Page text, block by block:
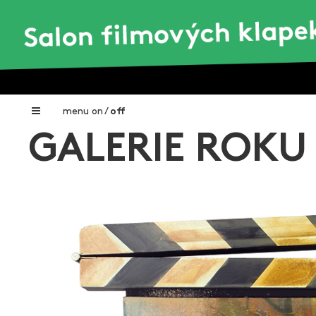
menu on / off
Home
Autoři filmových klapek
O projektu
Aktuální výstavy
GALERIE